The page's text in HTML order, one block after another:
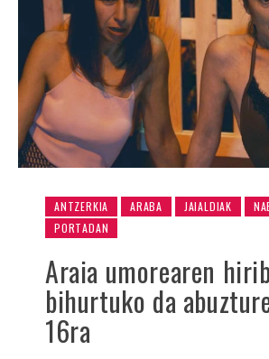
ANTZERKIA ARABA JAIALDIAK
PORTADAN
Araia umorearen
bihurtuko da
16ra